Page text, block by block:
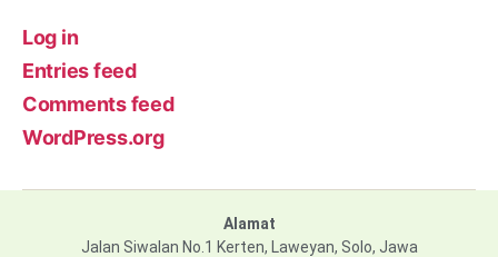
Log in
Entries feed
Comments feed
WordPress.org
Alamat
Jalan Siwalan No.1 Kerten, Laweyan, Solo, Jawa